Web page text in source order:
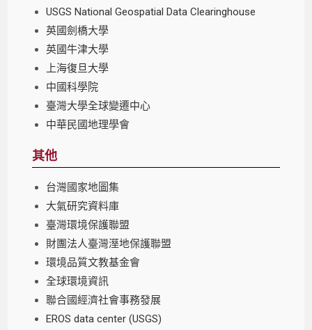
USGS National Geospatial Data Clearinghouse
英國劍橋大學
英國牛津大學
上海復旦大學
中國科學院
臺灣大學全球變遷中心
中華民國地理學會
其他
台灣國家地圖集
大氣研究資料庫
臺灣環境保護聯盟
財團法人臺灣溼地保護聯盟
環境品質文教基金會
全球環境資訊
聯合國經濟社會事務發展
EROS data center (USGS)